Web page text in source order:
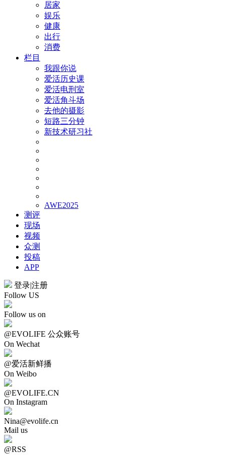
居家
娱乐
健康
出行
消费
栏目
我跟你说
爱活历史课
爱活电刑室
爱活角斗场
去他的摄影
短路三分钟
新技术研习社
AWE2025
测评
现场
视频
众测
投稿
APP
登录|注册
Follow US
Follow us on
@EVOLIFE 公众账号
On Wechat
@爱活新鲜播
On Weibo
@EVOLIFE.CN
On Instagram
Nina@evolife.cn
Mail us
@RSS